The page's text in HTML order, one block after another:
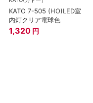
KATO 7-505 (HO)LED室
内灯クリア電球色
1,320 円